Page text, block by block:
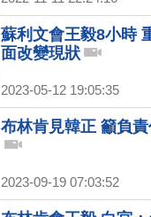
蘇利文會王毅8小時
面改變現狀
2023-05-12 19:05:35
布林肯見韓正 籲負
2023-09-19 07:03:52